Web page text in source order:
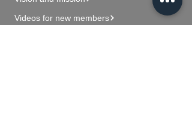
Videos for new members